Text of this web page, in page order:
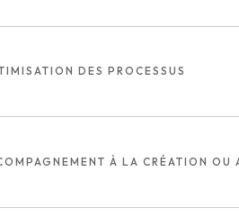
DES PROCESSUS
À LA CRÉATION OU